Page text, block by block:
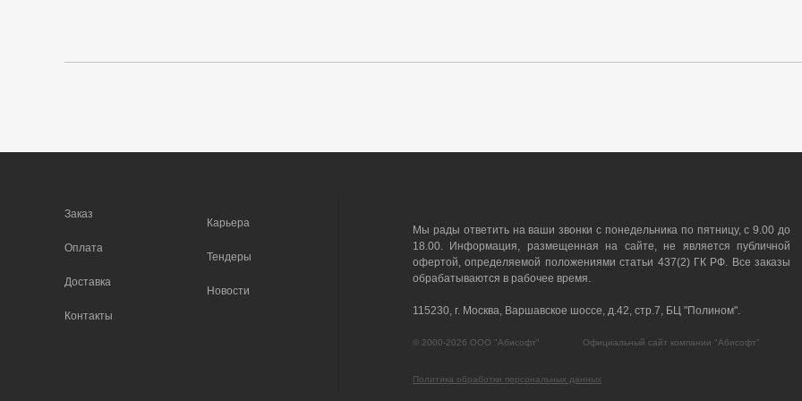
Заказ
Оплата
Доставка
Контакты
Карьера
Тендеры
Новости
Мы рады ответить на ваши звонки с понедельника по пятницу, с 9.00 до
18.00. Информация, размещенная на сайте, не является публичной
офертой, определяемой положениями статьи 437(2) ГК РФ. Все заказы
обрабатываются в рабочее время.
115230, г. Москва, Варшавское шоссе, д.42, стр.7, БЦ "Полином".
© 2000-2026 ООО "Абисофт" Официальный сайт компании "Абисофт"
Политика обработки персональных данных